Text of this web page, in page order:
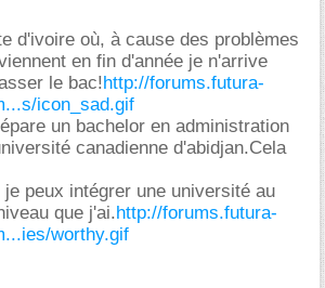
d'ivoire où, à cause des problèmes
en fin d'année je n'arrive
le bac!http://forums.futura-
icon_sad.gif
un bachelor en administration
canadienne d'abidjan.Cela
peux intégrer une université au
que j'ai.http://forums.futura-
worthy.gif